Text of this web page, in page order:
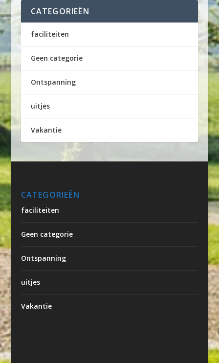
CATEGORIEËN
faciliteiten
Geen categorie
Ontspanning
uitjes
Vakantie
CATEGORIEËN
faciliteiten
Geen categorie
Ontspanning
uitjes
Vakantie